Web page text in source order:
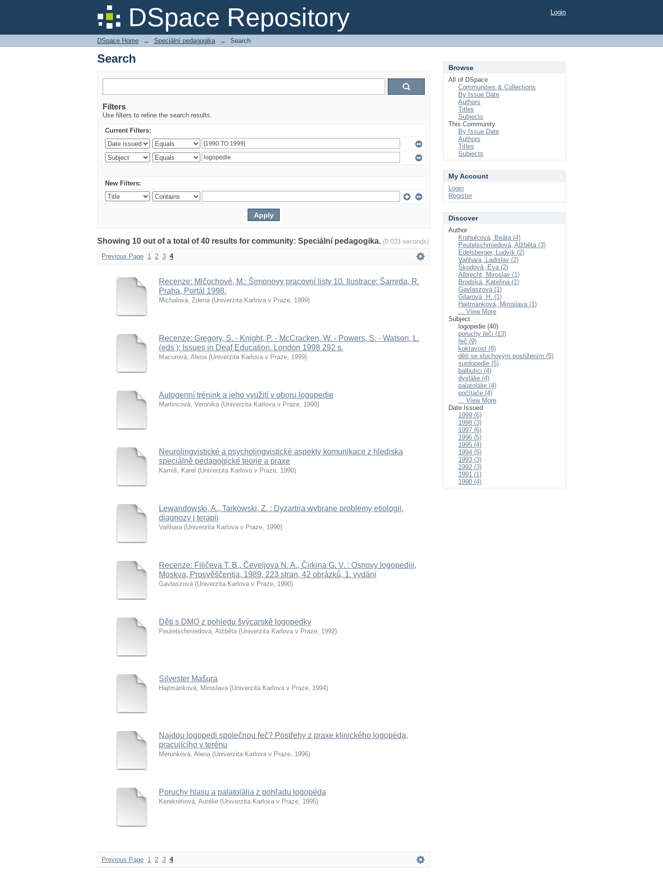
DSpace Repository
Search Login
DSpace Home → Speciální pedagogika → Search
Search
Filters
Use filters to refine the search results.
Current Filters:
New Filters:
Showing 10 out of a total of 40 results for community: Speciální pedagogika. (0.033 seconds)
Previous Page 1 2 3 4
Recenze: Mlčochové, M.: Šimonovy pracovní listy 10. Ilustrace: Šamrda, R.
Praha, Portál 1998.
Michalová, Zdena (Univerzita Karlova v Praze, 1999)
Recenze: Gregory, S. - Knight, P. - McCracken, W. - Powers, S. - Watson, L.
(eds ): Issues in Deaf Education. London 1998 292 s.
Macurová, Alena (Univerzita Karlova v Praze, 1999)
Autogenní trénink a jeho využití v oboru logopedie
Martincová, Veronika (Univerzita Karlova v Praze, 1990)
Neurolingvistické a psycholingvistické aspekty komunikace z hlediska
speciálně pedagogické teorie a praxe
Kamiš, Karel (Univerzita Karlova v Praze, 1990)
Lewandowski, A., Tarkowski, Z. : Dyzartria wybrane problemy etiologii,
diagnozy i terapii
Vaňhara (Univerzita Karlova v Praze, 1990)
Recenze: Filičeva T. B., Čeveljova N. A., Čirkina G. V. : Osnovy logopediji,
Moskva, Prosvěščentja, 1989, 223 stran, 42 obrázků, 1. vydáni
Gavlaszová (Univerzita Karlova v Praze, 1990)
Děti s DMO z pohledu švýcarské logopedky
Peutelschmiedová, Alžběta (Univerzita Karlova v Praze, 1992)
Silvester Mašura
Hajtmánková, Miroslava (Univerzita Karlova v Praze, 1994)
Najdou logopedi společnou řeč? Postřehy z praxe klinického logopéda,
pracujícího v terénu
Merunková, Alena (Univerzita Karlova v Praze, 1996)
Poruchy hlasu a palatolália z pohľadu logopéda
Kerekrétiová, Aurélie (Univerzita Karlova v Praze, 1995)
Previous Page 1 2 3 4
Browse
All of DSpace
Communities & Collections
By Issue Date
Authors
Titles
Subjects
This Community
By Issue Date
Authors
Titles
Subjects
My Account
Login
Register
Discover
Author
Krahulcová, Beáta (4)
Peutelschmiedová, Alžběta (3)
Edelsberger, Ludvík (2)
Vaňhara, Ladislav (2)
Škodová, Eva (2)
Albrecht, Miroslav (1)
Brodská, Kateřina (1)
Gavlaszová (1)
Gilarová, H. (1)
Hajtmánková, Miroslava (1)
... View More
Subject
logopedie (40)
poruchy řeči (13)
řeč (9)
koktavost (8)
děti se sluchovým postižením (5)
surdopedie (5)
balbutici (4)
dyslálie (4)
palatolálie (4)
počítače (4)
... View More
Date Issued
1999 (6)
1998 (3)
1997 (6)
1996 (5)
1995 (4)
1994 (5)
1993 (3)
1992 (3)
1991 (1)
1990 (4)